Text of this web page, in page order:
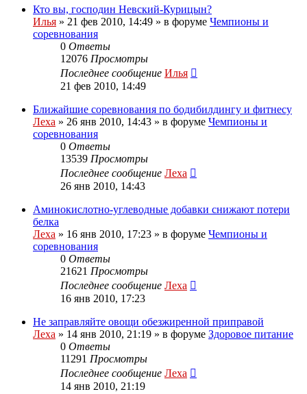
Кто вы, господин Невский-Курицын?
Илья » 21 фев 2010, 14:49 » в форуме Чемпионы и
соревнования
0 Ответы
12076 Просмотры
Последнее сообщение Илья
21 фев 2010, 14:49
Ближайшие соревнования по бодибилдингу и фитнесу
Леха » 26 янв 2010, 14:43 » в форуме Чемпионы и
соревнования
0 Ответы
13539 Просмотры
Последнее сообщение Леха
26 янв 2010, 14:43
Аминокислотно-углеводные добавки снижают потери
белка
Леха » 16 янв 2010, 17:23 » в форуме Чемпионы и
соревнования
0 Ответы
21621 Просмотры
Последнее сообщение Леха
16 янв 2010, 17:23
Не заправляйте овощи обезжиренной приправой
Леха » 14 янв 2010, 21:19 » в форуме Здоровое питание
0 Ответы
11291 Просмотры
Последнее сообщение Леха
14 янв 2010, 21:19